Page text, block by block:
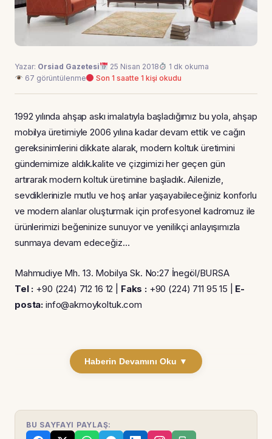
Yazar: Orsiad Gazetesi 25 Nisan 2018
1 dk okuma
67 görüntülenme
Son 1 saatte 1 kişi okudu
1992 yılında ahşap askı imalatıyla başladığımız bu yola, ahşap
mobilya üretimiyle 2006 yılına kadar devam ettik ve cağın
gereksinimlerini dikkate alarak, modern koltuk üretimini
gündemimize aldık.kalite ve çizgimizi her geçen gün
artırarak modern koltuk üretimine başladık. Ailenizle,
sevdiklerinizle mutlu ve hoş anlar yaşayabileceğiniz konforlu
ve modern alanlar oluşturmak için profesyonel kadromuz ile
ürünlerimizi beğeninize sunuyor ve yenilikçi anlayışımızla
sunmaya devam edeceğiz…
Mahmudiye Mh. 13. Mobilya Sk. No:27 İnegöl/BURSA
Tel : +90 (224) 712 16 12 | Faks :+90 (224) 711 95 15 | E-
posta: info@akmoykoltuk.com
Haberin Devamını Oku ▼
BU SAYFAYI PAYLAŞ: